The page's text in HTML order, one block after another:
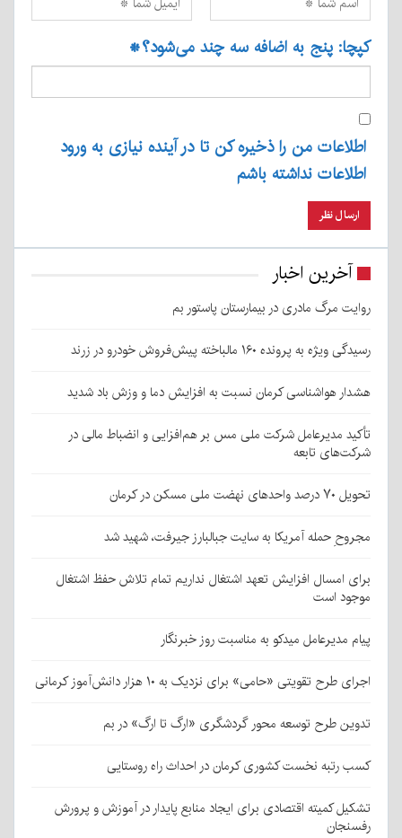
کپچا: پنج به اضافه سه چند می‌شود؟*
اطلاعات من را ذخیره کن تا در آینده نیازی به ورود
اطلاعات نداشته باشم
آخرین اخبار
روایت مرگ مادری در بیمارستان پاستور بم
رسیدگی ویژه به پرونده ۱۶۰ مالباخته پیش‌فروش خودرو در زرند
هشدار هواشناسی کرمان نسبت به افزایش دما و وزش باد شدید
تأکید مدیرعامل شرکت ملی مس بر هم‌افزایی و انضباط مالی در
شرکت‌های تابعه
تحویل ۷۰ درصد واحدهای نهضت ملی مسکن در کرمان
مجروحِ حمله آمریکا به سایت جبالبارز جیرفت، شهید شد
برای امسال افزایش تعهد اشتغال نداریم تمام تلاش حفظ اشتغال
موجود است
پیام مدیرعامل میدکو به مناسبت روز خبرنگار
اجرای طرح تقویتی «حامی» برای نزدیک به ۱۰ هزار دانش‌آموز کرمانی
تدوین طرح توسعه محور گردشگری «ارگ تا ارگ» در بم
کسب رتبه نخست کشوری کرمان در احداث راه روستایی
تشکیل کمیته اقتصادی برای ایجاد منابع پایدار در آموزش و پرورش
رفسنجان